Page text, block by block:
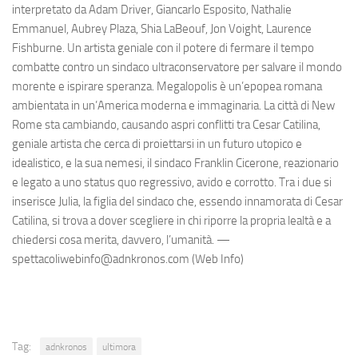
interpretato da Adam Driver, Giancarlo Esposito, Nathalie
Emmanuel, Aubrey Plaza, Shia LaBeouf, Jon Voight, Laurence
Fishburne. Un artista geniale con il potere di fermare il tempo
combatte contro un sindaco ultraconservatore per salvare il mondo
morente e ispirare speranza. Megalopolis è un’epopea romana
ambientata in un’America moderna e immaginaria. La città di New
Rome sta cambiando, causando aspri conflitti tra Cesar Catilina,
geniale artista che cerca di proiettarsi in un futuro utopico e
idealistico, e la sua nemesi, il sindaco Franklin Cicerone, reazionario
e legato a uno status quo regressivo, avido e corrotto. Tra i due si
inserisce Julia, la figlia del sindaco che, essendo innamorata di Cesar
Catilina, si trova a dover scegliere in chi riporre la propria lealtà e a
chiedersi cosa merita, davvero, l’umanità. —
spettacoliwebinfo@adnkronos.com (Web Info)
Tag: adnkronos ultimora